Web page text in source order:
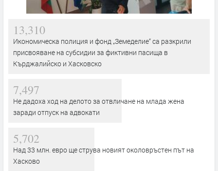
13,310
Икономическа полиция и фонд „Земеделие“ са разкрили
присвояване на субсидии за фиктивни пасища в
Кърджалийско и Хасковско
7,497
Не дадоха ход на делото за отвличане на млада жена
заради отпуск на адвокати
5,702
Над 33 млн. евро ще струва новият околовръстен път на
Хасково